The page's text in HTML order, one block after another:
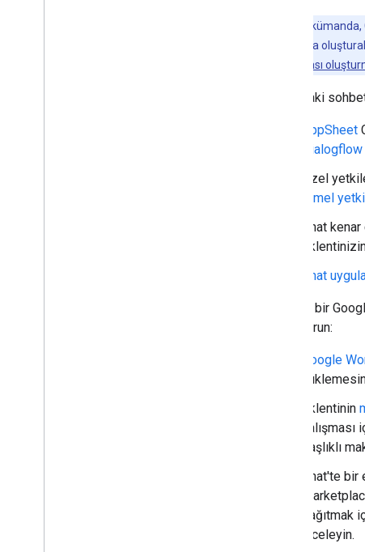
Bu
uygulamaları da
Chat uygulaması
Aşağıdaki
AppSheet
Özel
temel
Chat
Chat
Mevcut bir
bulundurun:
Google
Eklentinin
başlıklı
Chat'te
inceleyin.